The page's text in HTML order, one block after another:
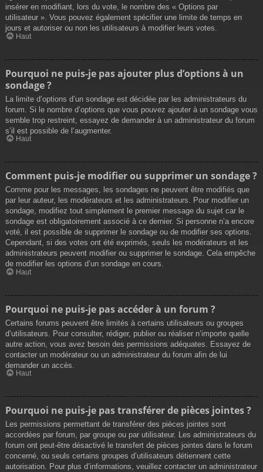
insérer en modifiant, lors du vote, le nombre des « Options par
utilisateur ». Vous pouvez également spécifier une limite de temps en
jours et autoriser ou non les utilisateurs à modifier leurs votes.
Haut
Pourquoi ne puis-je pas ajouter plus d’options à un
sondage ?
La limite d’options d’un sondage est décidée par les administrateurs du
forum. Si le nombre d’options que vous pouvez ajouter à un sondage vous
semble trop restreint, essayez de demander à un administrateur du forum
s’il est possible de l’augmenter.
Haut
Comment puis-je modifier ou supprimer un sondage ?
Comme pour les messages, les sondages ne peuvent être modifiés que
par leur auteur, les modérateurs et les administrateurs. Pour modifier un
sondage, modifiez tout simplement le premier message du sujet car le
sondage est obligatoirement associé à ce dernier. Si personne n’a encore
voté, il est possible de supprimer le sondage ou de modifier ses options.
Cependant, si des votes ont été exprimés, seuls les modérateurs et les
administrateurs peuvent modifier ou supprimer le sondage. Cela empêche
de modifier les options d’un sondage en cours.
Haut
Pourquoi ne puis-je pas accéder à un forum ?
Certains forums peuvent être limités à certains utilisateurs ou groupes
d’utilisateurs. Pour consulter, rédiger, publier ou réaliser n’importe quelle
autre action, vous avez besoin des permissions adéquates. Essayez de
contacter un modérateur ou un administrateur du forum afin de lui
demander un accès.
Haut
Pourquoi ne puis-je pas transférer de pièces jointes ?
Les permissions permettant de transférer des pièces jointes sont
accordées par forum, par groupe ou par utilisateur. Les administrateurs du
forum ont peut-être désactivé le transfert de pièces jointes dans le forum
concerné, ou seuls certains groupes d’utilisateurs détiennent cette
autorisation. Pour plus d’informations, veuillez contacter un administrateur